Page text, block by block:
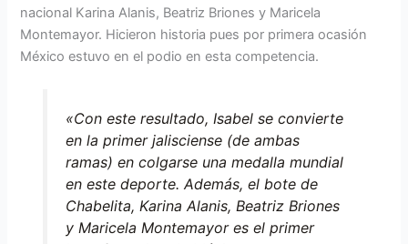
nacional Karina Alanis, Beatriz Briones y Maricela
Montemayor. Hicieron historia pues por primera ocasión
México estuvo en el podio en esta competencia.
«Con este resultado, Isabel se convierte
en la primer jalisciense (de ambas
ramas) en colgarse una medalla mundial
en este deporte. Además, el bote de
Chabelita, Karina Alanis, Beatriz Briones
y Maricela Montemayor es el primer